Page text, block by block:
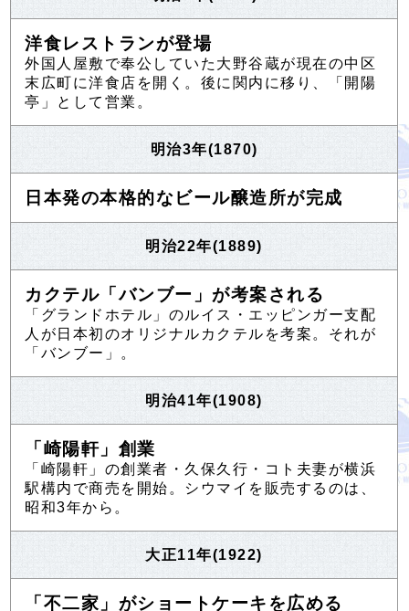
洋食レストランが登場
外国人屋敷で奉公していた大野谷蔵が現在の中区
末広町に洋食店を開く。後に関内に移り、「開陽
亭」として営業。
明治3年(1870)
日本発の本格的なビール醸造所が完成
明治22年(1889)
カクテル「バンブー」が考案される
「グランドホテル」のルイス・エッピンガー支配
人が日本初のオリジナルカクテルを考案。それが
「バンブー」。
明治41年(1908)
「崎陽軒」創業
「崎陽軒」の創業者・久保久行・コト夫妻が横浜
駅構内で商売を開始。シウマイを販売するのは、
昭和3年から。
大正11年(1922)
「不二家」がショートケーキを広める